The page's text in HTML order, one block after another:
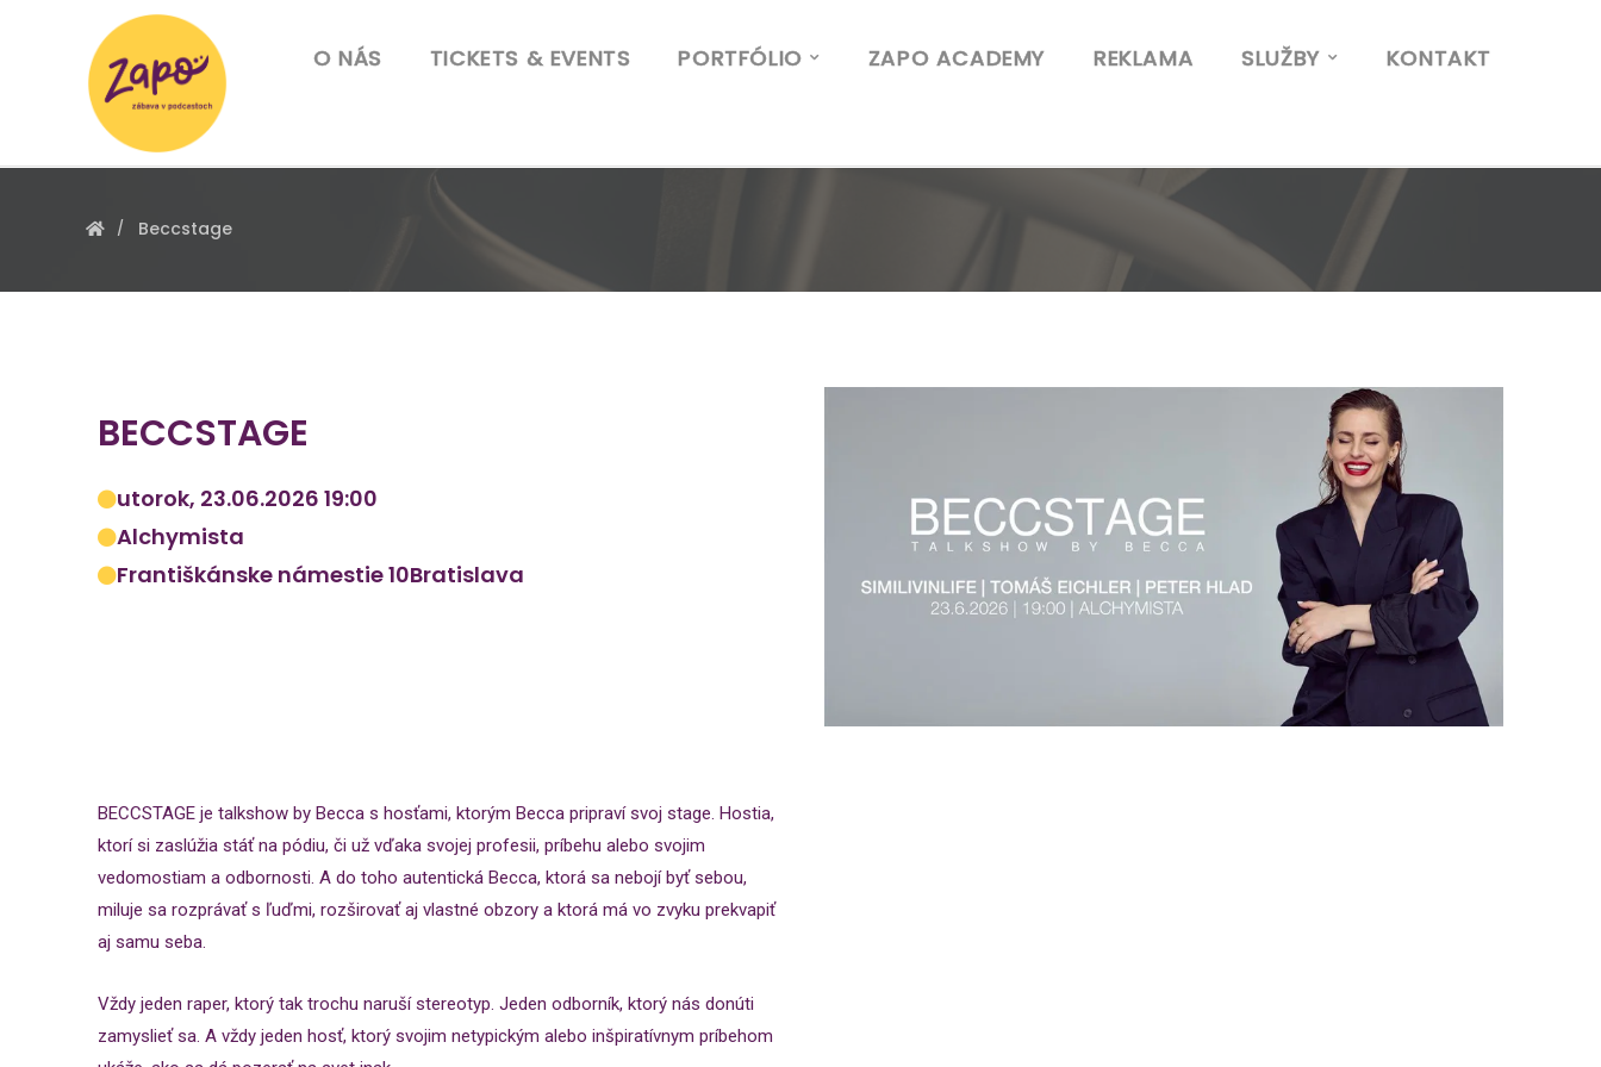
O NÁS TICKETS & EVENTS PORTFÓLIO ZAPO ACADEMY REKLAMA SLUŽBY KONTAKT
Beccstage
BECCSTAGE
utorok, 23.06.2026 19:00
Alchymista
Františkánske námestie 10Bratislava
BECCSTAGE je talkshow by Becca s hosťami, ktorým Becca pripraví svoj stage. Hostia,
ktorí si zaslúžia stáť na pódiu, či už vďaka svojej profesii, príbehu alebo svojim
vedomostiam a odbornosti. A do toho autentická Becca, ktorá sa nebojí byť sebou,
miluje sa rozprávať s ľuďmi, rozširovať aj vlastné obzory a ktorá má vo zvyku prekvapiť
aj samu seba.
Vždy jeden raper, ktorý tak trochu naruší stereotyp. Jeden odborník, ktorý nás donúti
zamyslieť sa. A vždy jeden hosť, ktorý svojim netypickým alebo inšpiratívnym príbehom